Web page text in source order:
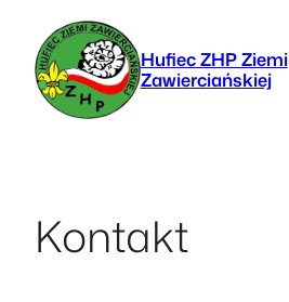
Przejdź
treści
Hufiec ZHP Ziemi
Zawierciańskiej
Kontakt